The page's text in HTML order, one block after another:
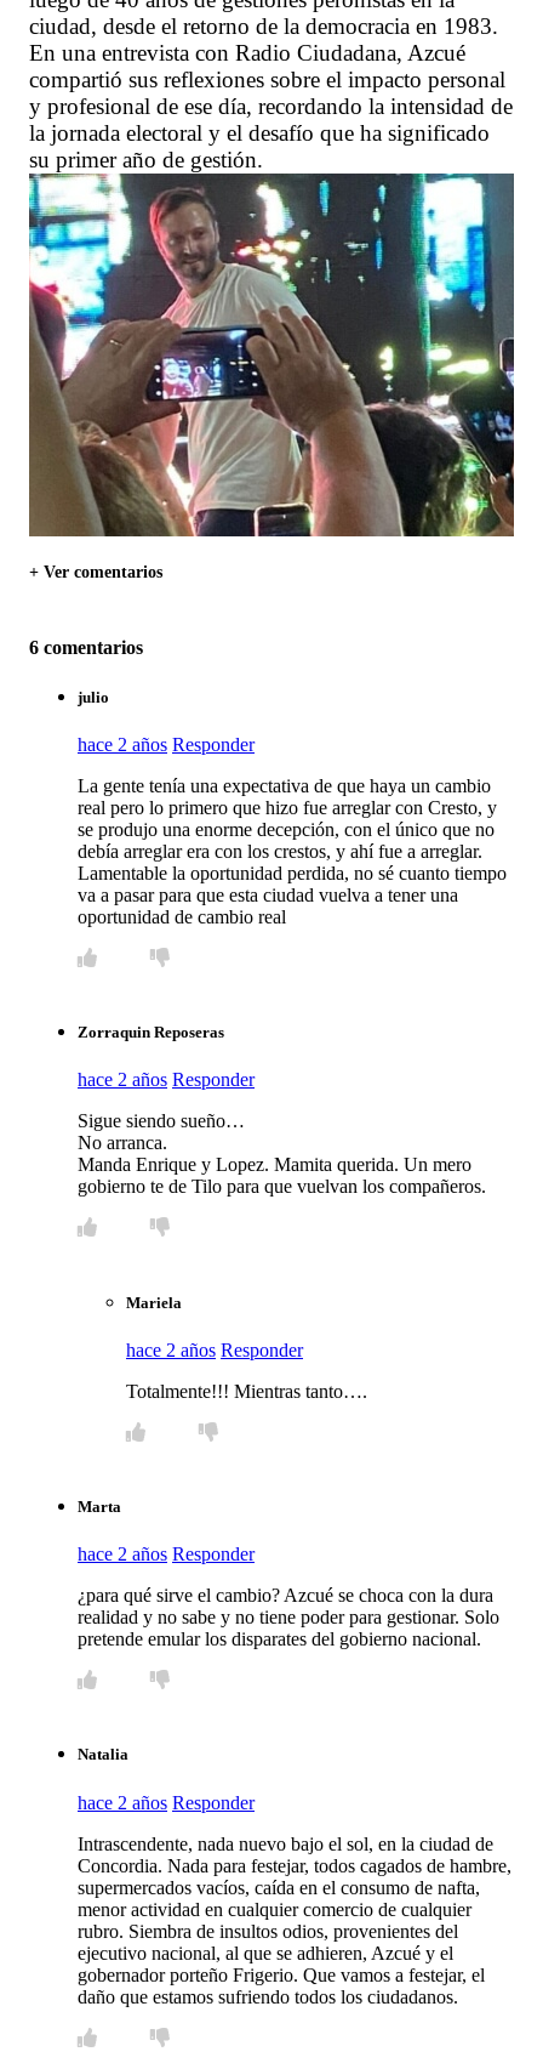
ciudad, desde el retorno de la democracia en 1983.
En una entrevista con Radio Ciudadana, Azcué
compartió sus reflexiones sobre el impacto personal
y profesional de ese día, recordando la intensidad de
la jornada electoral y el desafío que ha significado
su primer año de gestión.
+ Ver comentarios
6 comentarios
julio
hace 2 años Responder
La gente tenía una expectativa de que haya un cambio
real pero lo primero que hizo fue arreglar con Cresto, y
se produjo una enorme decepción, con el único que no
debía arreglar era con los crestos, y ahí fue a arreglar.
Lamentable la oportunidad perdida, no sé cuanto tiempo
va a pasar para que esta ciudad vuelva a tener una
oportunidad de cambio real
Zorraquin Reposeras
hace 2 años Responder
Sigue siendo sueño…
No arranca.
Manda Enrique y Lopez. Mamita querida. Un mero
gobierno te de Tilo para que vuelvan los compañeros.
Mariela
hace 2 años Responder
Totalmente!!! Mientras tanto….
Marta
hace 2 años Responder
¿para qué sirve el cambio? Azcué se choca con la dura
realidad y no sabe y no tiene poder para gestionar. Solo
pretende emular los disparates del gobierno nacional.
Natalia
hace 2 años Responder
Intrascendente, nada nuevo bajo el sol, en la ciudad de
Concordia. Nada para festejar, todos cagados de hambre,
supermercados vacíos, caída en el consumo de nafta,
menor actividad en cualquier comercio de cualquier
rubro. Siembra de insultos odios, provenientes del
ejecutivo nacional, al que se adhieren, Azcué y el
gobernador porteño Frigerio. Que vamos a festejar, el
daño que estamos sufriendo todos los ciudadanos.